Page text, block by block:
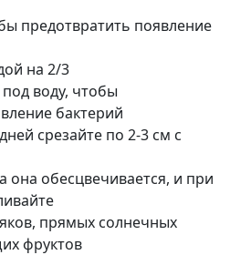
предотвратить появление
на 2/3
воду, чтобы
бактерий
срезайте по 2-3 см с
она обесцвечивается, и при
прямых солнечных
фруктов